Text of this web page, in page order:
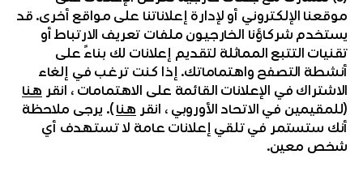
موقعنا الإلكتروني أو لإدارة إعلاناتنا على مواقع أخرى. قد
يستخدم شركاؤنا الخارجيون ملفات تعريف الارتباط أو
تقنيات التتبع المماثلة لتقديم إعلانات لك بناءً على
أنشطة التصفح واهتماماتك. إذا كنت ترغب في إلغاء
الاشتراك في الإعلانات القائمة على الاهتمامات ، انقر هنا
(للمقيمين في الاتحاد الأوروبي ، انقر هنا ). يرجى ملاحظة
أنك ستستمر في تلقي إعلانات عامة لا تستهدف أي
شخص معين.